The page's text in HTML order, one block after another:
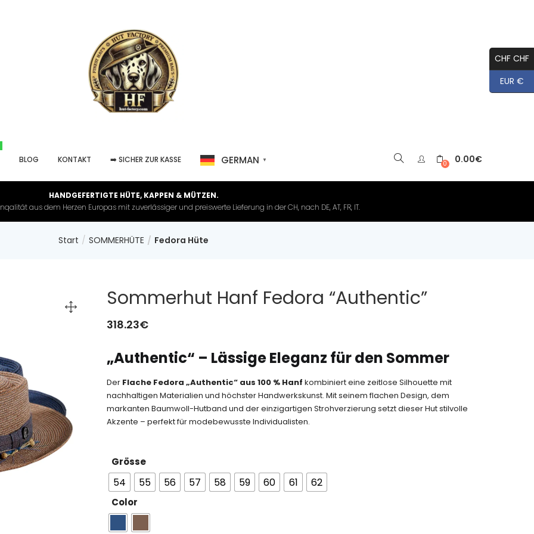
BLOG KONTAKT ➡️ SICHER ZUR KASSE GERMAN ▼ 0 0.00€
HANDGEFERTIGTE HÜTE, KAPPEN & MÜTZEN.
aus dem Herzen Europas mit zuverlässiger und preiswerte Lieferung in der CH, nach DE, AT, FR, IT.
Start SOMMERHÜTE Fedora Hüte
Sommerhut Hanf Fedora “Authentic”
318.23€
„Authentic“ – Lässige Eleganz für den Sommer
Der Flache Fedora „Authentic“ aus 100 % Hanf kombiniert eine zeitlose Silhouette mit
nachhaltigen Materialien und höchster Handwerkskunst. Mit seinem flachen Design, dem
markanten Baumwoll-Hutband und der einzigartigen Strohverzierung setzt dieser Hut stilvolle
Akzente – perfekt für modebewusste Individualisten.
Grösse
54 55 56 57 58 59 60 61 62
Color
CHF CHF
EUR €